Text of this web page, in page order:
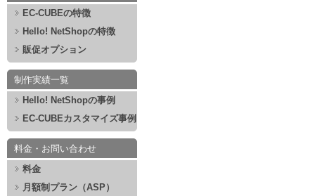
EC-CUBEの特徴
Hello! NetShopの特徴
販促オプション
制作実績一覧
Hello! NetShopの事例
EC-CUBEカスタマイズ事例
料金・お問い合わせ
料金
月額制プラン（ASP）